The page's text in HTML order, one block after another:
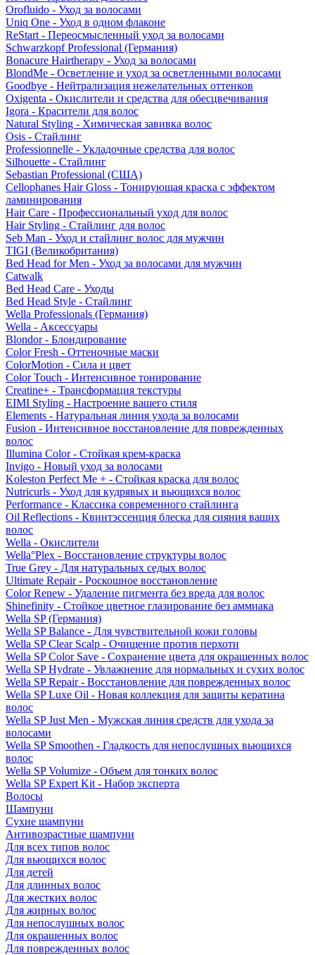
Orofluido - Уход за волосами
Uniq One - Уход в одном флаконе
ReStart - Переосмысленный уход за волосами
Schwarzkopf Professional (Германия)
Bonacure Hairtherapy - Уход за волосами
BlondMe - Осветление и уход за осветленными волосами
Goodbye - Нейтрализация нежелательных оттенков
Oxigenta - Окислители и средства для обесцвечивания
Igora - Красители для волос
Natural Styling - Химическая завивка волос
Osis - Стайлинг
Professionnelle - Укладочные средства для волос
Silhouette - Стайлинг
Sebastian Professional (США)
Cellophanes Hair Gloss - Тонирующая краска с эффектом
ламинирования
Hair Care - Профессиональный уход для волос
Hair Styling - Стайлинг для волос
Seb Man - Уход и стайлинг волос для мужчин
TIGI (Великобритания)
Bed Head for Men - Уход за волосами для мужчин
Catwalk
Bed Head Care - Уходы
Bed Head Style - Стайлинг
Wella Professionals (Германия)
Wella - Аксессуары
Blondor - Блондирование
Color Fresh - Оттеночные маски
ColorMotion - Сила и цвет
Color Touch - Интенсивное тонирование
Creatine+ - Трансформация текстуры
EIMI Styling - Настроение вашего стиля
Elements - Натуральная линия ухода за волосами
Fusion - Интенсивное восстановление для поврежденных
волос
Illumina Color - Стойкая крем-краска
Invigo - Новый уход за волосами
Koleston Perfect Me + - Стойкая краска для волос
Nutricurls - Уход для кудрявых и вьющихся волос
Performance - Классика современного стайлинга
Oil Reflections - Квинтэссенция блеска для сияния ваших
волос
Wella - Окислители
Wella°Plex - Восстановление структуры волос
True Grey - Для натуральных седых волос
Ultimate Repair - Роскошное восстановление
Color Renew - Удаление пигмента без вреда для волос
Shinefinity - Стойкое цветное глазирование без аммиака
Wella SP (Германия)
Wella SP Balance - Для чувствительной кожи головы
Wella SP Clear Scalp - Очищение против перхоти
Wella SP Color Save - Сохранение цвета для окрашенных волос
Wella SP Hydrate - Увлажнение для нормальных и сухих волос
Wella SP Repair - Восстановление для поврежденных волос
Wella SP Luxe Oil - Новая коллекция для защиты кератина
волос
Wella SP Just Men - Мужская линия средств для ухода за
волосами
Wella SP Smoothen - Гладкость для непослушных вьющихся
волос
Wella SP Volumize - Объем для тонких волос
Wella SP Expert Kit - Набор эксперта
Волосы
Шампуни
Сухие шампуни
Антивозрастные шампуни
Для всех типов волос
Для вьющихся волос
Для детей
Для длинных волос
Для жестких волос
Для жирных волос
Для непослушных волос
Для окрашенных волос
Для поврежденных волос